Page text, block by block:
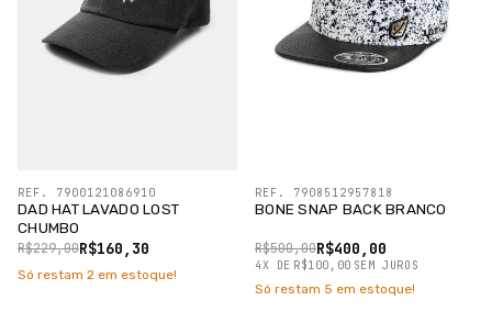
DAD HAT LAVADO LOST
CHUMBO
R$160,30
R$229,00
REF. 7900121086910
Só restam 2 em estoque!
BONE SNAP BACK BRANCO
R$400,00
R$500,00
4X DE R$100,00 SEM JUROS
REF. 7908512957818
Só restam 5 em estoque!